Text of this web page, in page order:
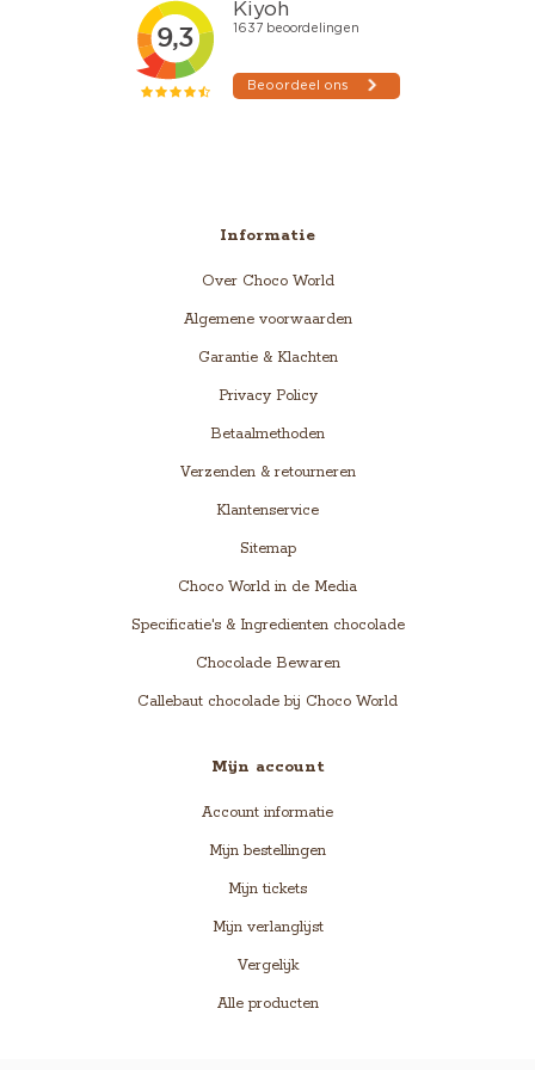
Informatie
Over Choco World
Algemene voorwaarden
Garantie & Klachten
Privacy Policy
Betaalmethoden
Verzenden & retourneren
Klantenservice
Sitemap
Choco World in de Media
Specificatie's & Ingredienten chocolade
Chocolade Bewaren
Callebaut chocolade bij Choco World
Mijn account
Account informatie
Mijn bestellingen
Mijn tickets
Mijn verlanglijst
Vergelijk
Alle producten